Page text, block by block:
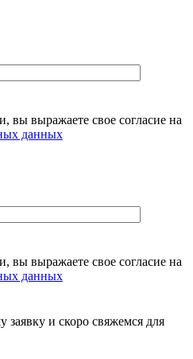
вы выражаете свое согласие на
данных
вы выражаете свое согласие на
данных
и скоро свяжемся для